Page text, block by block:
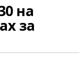
на
за